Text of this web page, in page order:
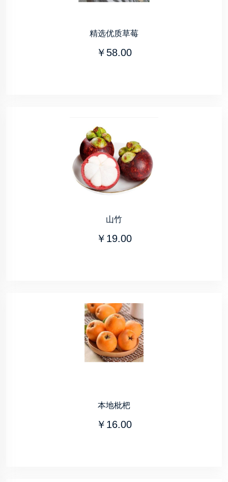
精选优质草莓
￥58.00
山竹
￥19.00
本地枇杷
￥16.00